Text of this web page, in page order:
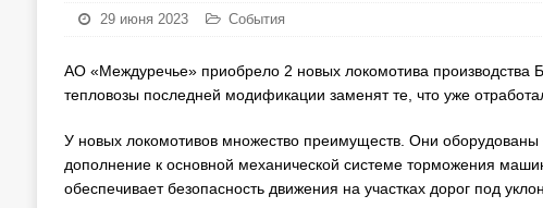
29 июня 2023 События
АО «Междуречье» приобрело 2 новых локомотива производства
тепловозы последней модификации заменят те, что уже
У новых локомотивов множество преимуществ. Они
дополнение к основной механической системе торможения
обеспечивает безопасность движения на участках дорог под